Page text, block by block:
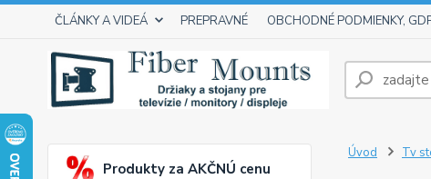
ČLÁNKY A VIDEÁ PREPRAVNÉ OBCHODNÉ PODMIENKY,
Produkty za AKČNÚ cenu
Úvod Tv